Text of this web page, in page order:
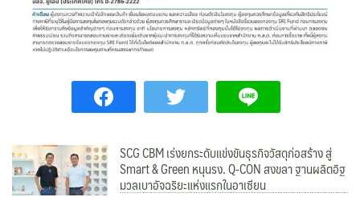
SCG CBM เร่งยกระดับแข่งขันธุรกิจวัสดุก่อสร้าง สู่
Smart & Green หนุนรง. Q-CON สงขลา ฐานผลิตอิฐ
มวลเบาอัจฉริยะแห่งแรกในอาเซียน